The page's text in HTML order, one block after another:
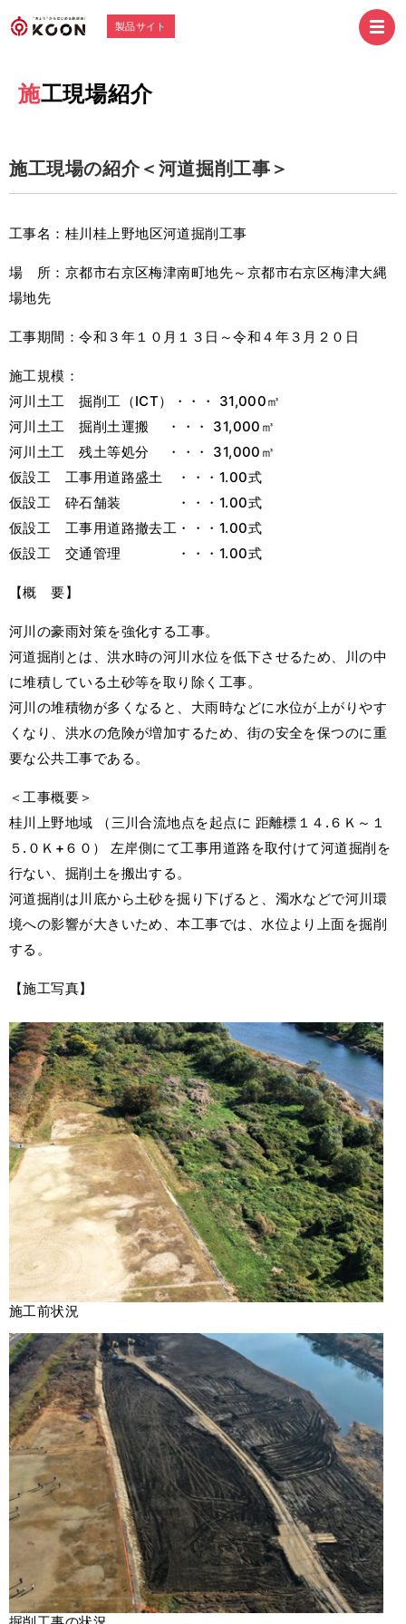
製品サイト
施工現場紹介
施工現場の紹介＜河道掘削工事＞
工事名： 桂川桂上野地区河道掘削工事
場 所：京都市右京区梅津南町地先～京都市右京区梅津大縄
場地先
工事期間：令和３年１０月１３日～令和４年３月２０日
施工規模：
河川土工 掘削工（ICT）・・・ 31,000㎥
河川土工 掘削土運搬 ・・・ 31,000㎥
河川土工 残土等処分 ・・・ 31,000㎥
仮設工 工事用道路盛土 ・・・1.00式
仮設工 砕石舗装 ・・・1.00式
仮設工 工事用道路撤去工・・・1.00式
仮設工 交通管理 ・・・1.00式
【概 要】
河川の豪雨対策を強化する工事。
河道掘削とは、洪水時の河川水位を低下させるため、川の中
に堆積している土砂等を取り除く工事。
河川の堆積物が多くなると、大雨時などに水位が上がりやす
くなり、洪水の危険が増加するため、街の安全を保つのに重
要な公共工事である。
＜工事概要＞
桂川上野地域 （三川合流地点を起点に 距離標１４.６Ｋ～１
５.０Ｋ+６０） 左岸側にて工事用道路を取付けて河道掘削を
行ない、掘削土を搬出する。
河道掘削は川底から土砂を掘り下げると、濁水などで河川環
境への影響が大きいため、本工事では、水位より上面を掘削
する。
【施工写真】
施工前状況